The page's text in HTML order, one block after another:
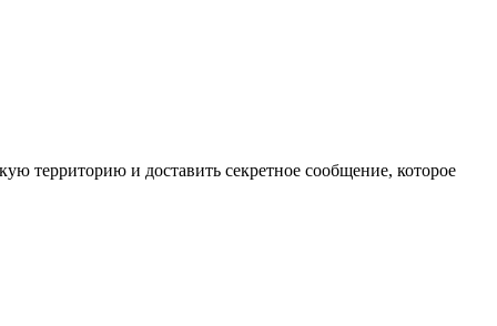
территорию и доставить секретное сообщение, которое